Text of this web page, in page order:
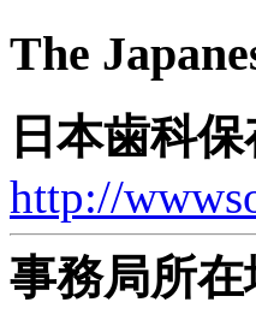
The
日本歯科
http://
事務局所在